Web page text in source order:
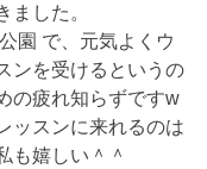
ました。
園 で、元気よくウ
ンを受けるというの
の疲れ知らずですw
ッスンに来れるのは
も嬉しい＾＾